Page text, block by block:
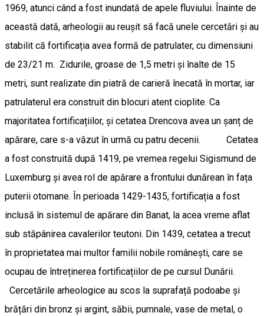
1969, atunci când a fost inundată de apele fluviului. Înainte de
această dată, arheologii au reușit să facă unele cercetări și au
stabilit că fortificația avea formă de patrulater, cu dimensiuni
de 23/21 m. Zidurile, groase de 1,5 metri și înalte de 15
metri, sunt realizate din piatră de carieră înecată în mortar, iar
patrulaterul era construit din blocuri atent cioplite. Ca
majoritatea fortificațiilor, și cetatea Drencova avea un șanț de
apărare, care s-a văzut în urmă cu patru decenii. Cetatea
a fost construită după 1419, pe vremea regelui Sigismund de
Luxemburg și avea rol de apărare a frontului dunărean în fața
puterii otomane. În perioada 1429-1435, fortificația a fost
inclusă în sistemul de apărare din Banat, la acea vreme aflat
sub stăpânirea cavalerilor teutoni. Din 1439, cetatea a trecut
în proprietatea mai multor familii nobile românești, care se
ocupau de întreținerea fortificațiilor de pe cursul Dunării.
Cercetările arheologice au scos la suprafață podoabe și
brățări din bronz și argint, săbii, pumnale, vase de metal, o